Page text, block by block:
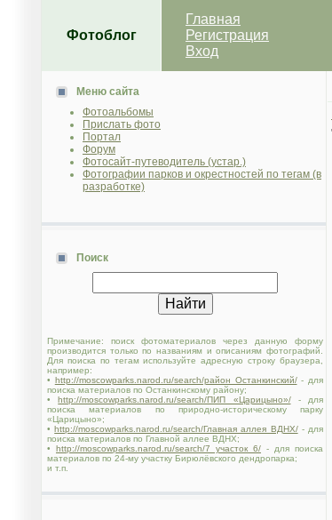
Фотоблог
Главная
Регистрация
Вход
Меню сайта
Фотоальбомы
Прислать фото
Портал
Форум
Фотосайт-путеводитель (устар.)
Фотографии парков и окрестностей по тегам (в
разработке)
Поиск
Примечание: поиск фотоматериалов через данную форму
производится только по названиям и описаниям фотографий.
Для поиска по тегам используйте адресную строку браузера,
например:
• http://moscowparks.narod.ru/search/район Останкинский/- для
поиска материалов по Останкинскому району;
•http://moscowparks.narod.ru/search/ПИП «Царицыно»/- для
поиска материалов по природно-историческому парку
«Царицыно»;
•http://moscowparks.narod.ru/search/Главная аллея ВДНХ/- для
поиска материалов по Главной аллее ВДНХ;
• http://moscowparks.narod.ru/search/7 участок 6/ - для поиска
материалов по 24-му участку Бирюлёвского дендропарка;
и т.п.